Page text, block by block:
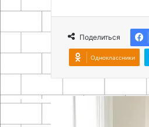
Поделиться
Одноклассники